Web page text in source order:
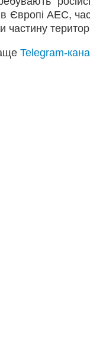
Європі АЕС,
частину
Telegram-